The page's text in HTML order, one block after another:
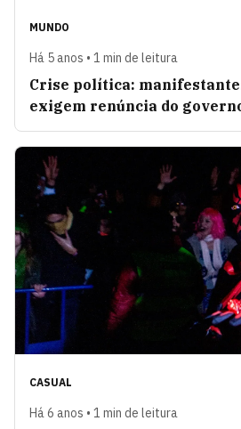
MUNDO
Há 5 anos • 1 min de leitura
Crise política:
exigem renúncia do
CASUAL
Há 6 anos • 1 min de leitura